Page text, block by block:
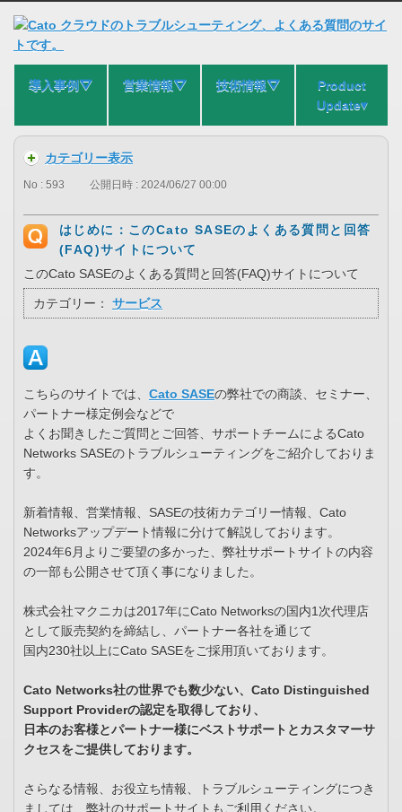
導入事例⛛ 営業情報⛛ 技術情報⛛
Product
Update▾
カテゴリー表示
No : 593 公開日時 : 2024/06/27 00:00
はじめに：このCato SASEのよくある質問と回答
(FAQ)サイトについて
このCato SASEのよくある質問と回答(FAQ)サイトについて
カテゴリー： サービス
こちらのサイトでは、 Cato SASEの弊社での商談、セミナー、
パートナー様定例会などで
よくお聞きしたご質問とご回答、サポートチームによるCato
Networks SASEのトラブルシューティングをご紹介しておりま
す。
新着情報、営業情報、SASEの技術カテゴリー情報、Cato
Networksアップデート情報に分けて解説しております。
2024年6月よりご要望の多かった、弊社サポートサイトの内容
の一部も公開させて頂く事になりました。
株式会社マクニカは2017年にCato Networksの国内1次代理店
として販売契約を締結し、パートナー各社を通じて
国内230社以上にCato SASEをご採用頂いております。
Cato Networks社の世界でも数少ない、Cato Distinguished
Support Providerの認定を取得しており、
日本のお客様とパートナー様にベストサポートとカスタマーサ
クセスをご提供しております。
さらなる情報、お役立ち情報、トラブルシューティングにつき
ましては、弊社のサポートサイトもご利用ください。